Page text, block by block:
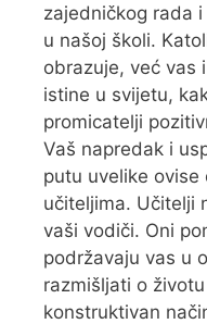
zajedničkog rada
u našoj školi.
obrazuje, već vas
istine u svijetu,
promicatelji
Vaš napredak i
putu uvelike ovise
učiteljima. Učitelji
vaši vodiči. Oni
podržavaju vas u
razmišljati o
konstruktivan